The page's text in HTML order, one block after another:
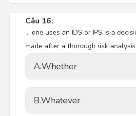
Câu 16:
… one uses an IDS or IPS is a
made after a thorough risk analysis.
A.Whether
B.Whatever